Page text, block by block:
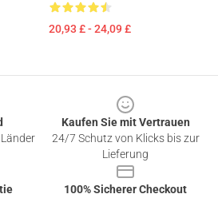
20,93 £ - 24,09 £
Kaufen Sie mit Vertrauen
24/7 Schutz von Klicks bis zur
Lieferung
100% Sicherer Checkout